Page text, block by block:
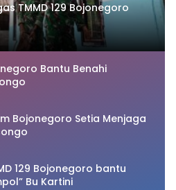
TMMD 129 Bojonegoro
Bantu Benahi
Bojonegoro Setia Menjaga
129 Bojonegoro bantu
Bu Kartini